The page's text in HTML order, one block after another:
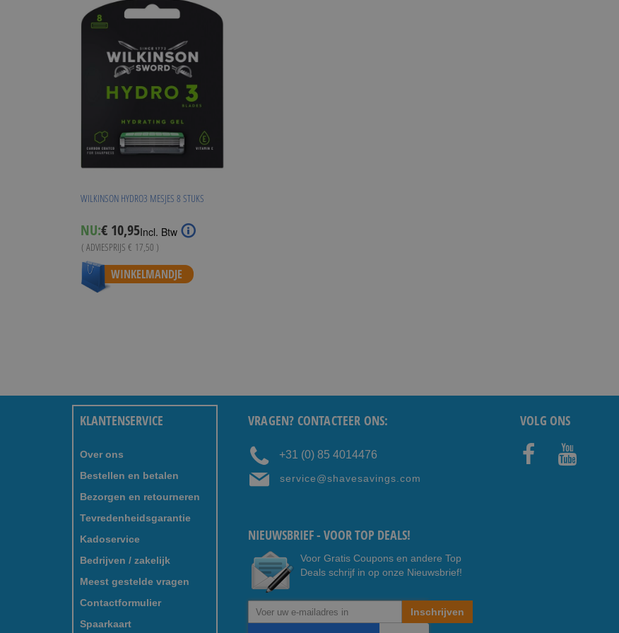
WILKINSON HYDRO3 MESJES 8 STUKS
NU:Special
Price
€ 10,95Incl. Btw
( ADVIESPRIJS € 17,50 )
WINKELMANDJE
KLANTENSERVICE
Over ons
Bestellen en betalen
Bezorgen en retourneren
Tevredenheidsgarantie
Kadoservice
Bedrijven / zakelijk
Meest gestelde vragen
Contactformulier
Spaarkaart
VRAGEN? CONTACTEER ONS:
+31 (0) 85 4014476
service@shavesavings.com
VOLG ONS
NIEUWSBRIEF - VOOR TOP DEALS!
Voor Gratis Coupons en andere Top
Deals schrijf in op onze Nieuwsbrief!
Abonneer
u
Inschrijven